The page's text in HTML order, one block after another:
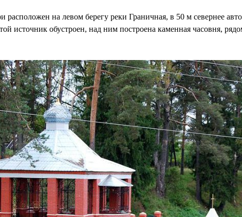
на левом берегу реки Граничная, в 50 м севернее
источник обустроен, над ним построена каменная часовня,